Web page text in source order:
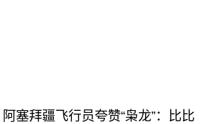
阿塞拜疆飞行员夸赞“枭龙”：比比